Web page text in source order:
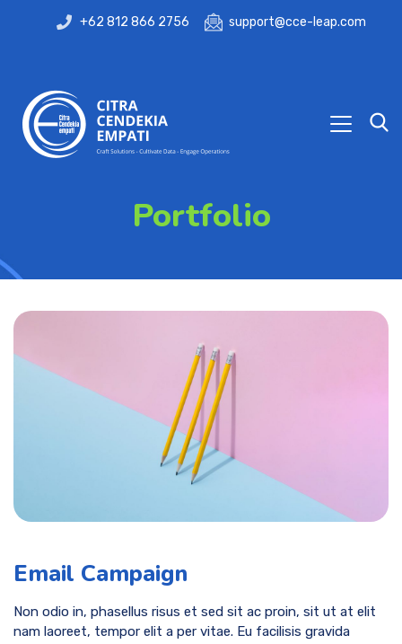
+62 812 866 2756 support@cce-leap.com
Portfolio
Email Campaign
Non odio in, phasellus risus et sed sit ac proin, sit ut at elit
nam laoreet, tempor elit a per vitae. Eu facilisis gravida